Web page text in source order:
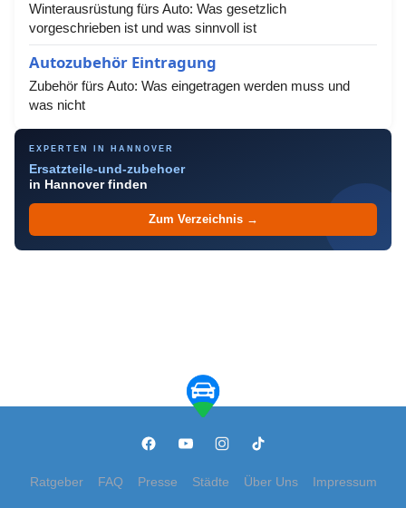
Winterausrüstung fürs Auto: Was gesetzlich
vorgeschrieben ist und was sinnvoll ist
Autozubehör Eintragung
Zubehör fürs Auto: Was eingetragen werden muss und
was nicht
EXPERTEN IN HANNOVER
Ersatzteile-und-zubehoer
in Hannover finden
Zum Verzeichnis →
Ratgeber FAQ Presse Städte Über Uns Impressum